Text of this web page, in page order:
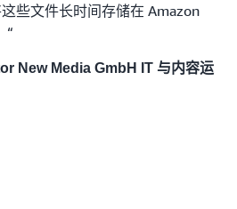
些文件长时间存储在 Amazon
“
New Media GmbH IT 与内容运